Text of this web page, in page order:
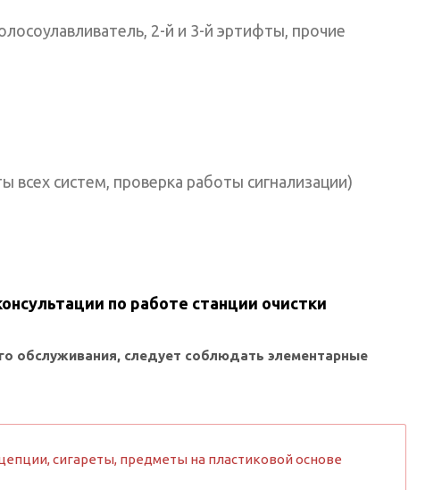
2-й и 3-й эртифты, прочие
всех систем, проверка работы сигнализации)
по работе станции очистки
обслуживания, следует соблюдать элементарные
сигареты, предметы на пластиковой основе